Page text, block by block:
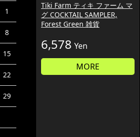
1
8
15
22
29
Tiki Farm ティキ ファーム マ
グ COCKTAIL SAMPLER,
Forest Green 雑貨
6,578 Yen
MORE